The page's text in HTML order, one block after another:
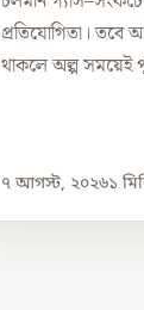
প্রতিযোগিতা। তবে
থাকলে অল্প সময়েই
৭ আগস্ট, ২০২৬১